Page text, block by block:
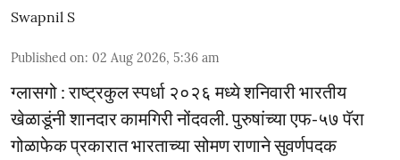
Swapnil S
Published on: 02 Aug 2026, 5:36 am
ग्लासगो : राष्ट्रकुल स्पर्धा २०२६ मध्ये शनिवारी भारतीय
खेळाडूंनी शानदार कामगिरी नोंदवली. पुरुषांच्या एफ-५७ पॅरा
गोळाफेक प्रकारात भारताच्या सोमण राणाने सुवर्णपदक